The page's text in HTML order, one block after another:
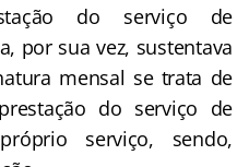
do serviço de
por sua vez, sustentava
mensal se trata de
do serviço de
serviço, sendo,